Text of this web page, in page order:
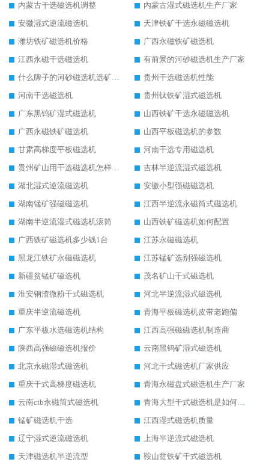
内蒙古干选磁选机调整
内蒙古湿式磁选机生产厂家
安徽湿式逆流磁选机
天津铁矿干选永磁磁选机
潍坊铁矿磁选机价格
广西永磁铁矿磁选机
江西永磁干选磁选机
有前景的河砂磁选机生产厂家
什么牌子的河砂磁选机选矿效果好
贵州干选磁选机性能
河南干选磁选机
贵州钛铁矿湿式磁选机
广东黑钨矿湿式磁选机
山西铁矿干选永磁磁选机
广西永磁铁矿磁选机
山西平板磁选机的参数
甘肃高梯度平板磁选机
河南干选专用磁选机
贵州矿山用干选磁选机怎样调磁
吉林半逆流湿式磁选机
湖北湿式逆流磁选机
安徽小型强磁磁选机
湖南锰矿强磁磁选机
江西半逆流永磁筒式磁选机
湖南半逆流湿式磁选机滚筒
山西铁矿磁选机如何配置
广西铁矿磁选机多少钱1台
江苏永磁磁选机
黑龙江铁矿永磁磁选机
江苏锰矿选别强磁选机
新疆贫锰矿磁选机
茂名矿山干式磁选机
淮安钢渣微粉干式磁选机
河北半逆流湿式磁选机
重庆半逆流磁选机
青海平板磁选机皮带老跑偏
广东平板水选磁选机结构
江西高强磁磁选机制造商
陕西高强磁磁选机报价
云南黑钨矿湿式磁选机
北京永磁湿式磁选机
河北干式磁选机厂家供应
重庆干式高梯度磁选机
青海永磁盘式磁选机生产厂家
云南ctb永磁筒式磁选机
青海大型干式磁选机是如何选矿的
锰矿磁选机干选
江西湿式磁选机质量
辽宁湿式逆流磁选机
上海半逆流式磁选机
天津磁选机半逆流型
鞍山贫铁矿干式磁选机